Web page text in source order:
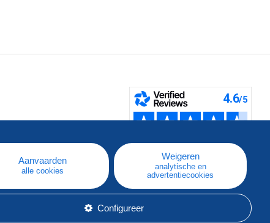
Aanvaarden
alle cookies
Weigeren
analytische en
advertentiecookies
Configureer